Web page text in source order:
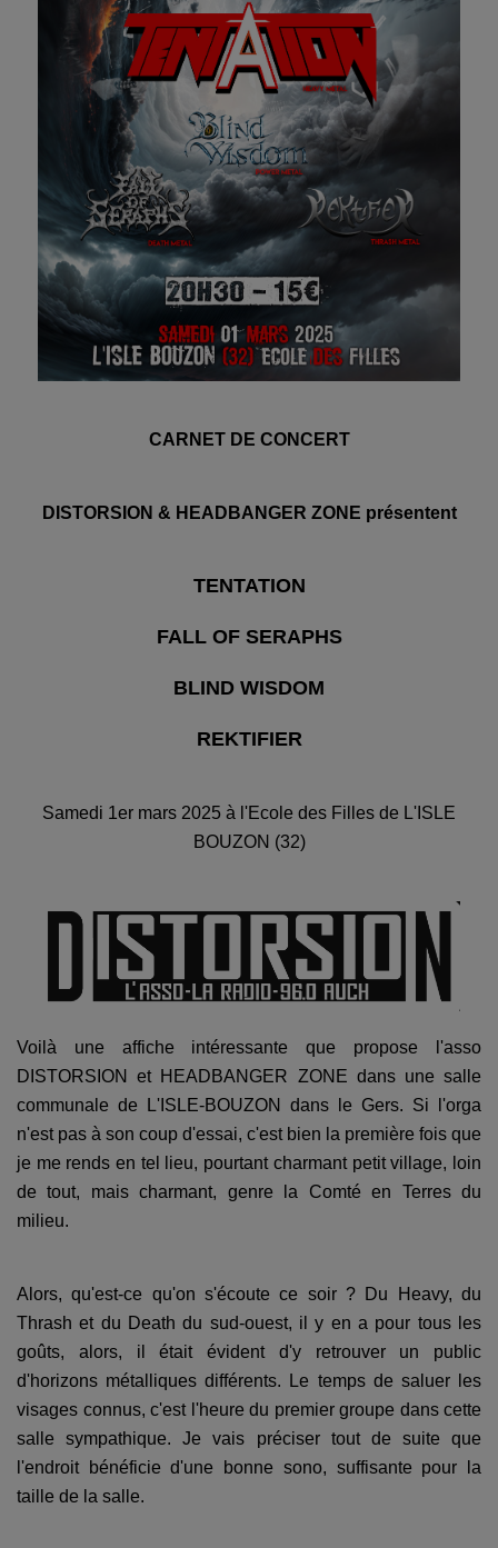
CARNET DE CONCERT
DISTORSION & HEADBANGER ZONE présentent
TENTATION
FALL OF SERAPHS
BLIND WISDOM
REKTIFIER
Samedi 1er mars 2025 à l'Ecole des Filles de L'ISLE
BOUZON (32)
Voilà une affiche intéressante que propose l'asso
DISTORSION et HEADBANGER ZONE dans une salle
communale de L'ISLE-BOUZON dans le Gers. Si l'orga
n'est pas à son coup d'essai, c'est bien la première fois que
je me rends en tel lieu, pourtant charmant petit village, loin
de tout, mais charmant, genre la Comté en Terres du
milieu.
Alors, qu'est-ce qu'on s'écoute ce soir ? Du Heavy, du
Thrash et du Death du sud-ouest, il y en a pour tous les
goûts, alors, il était évident d'y retrouver un public
d'horizons métalliques différents. Le temps de saluer les
visages connus, c'est l'heure du premier groupe dans cette
salle sympathique. Je vais préciser tout de suite que
l'endroit bénéficie d'une bonne sono, suffisante pour la
taille de la salle.